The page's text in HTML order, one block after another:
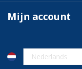
Mijn account